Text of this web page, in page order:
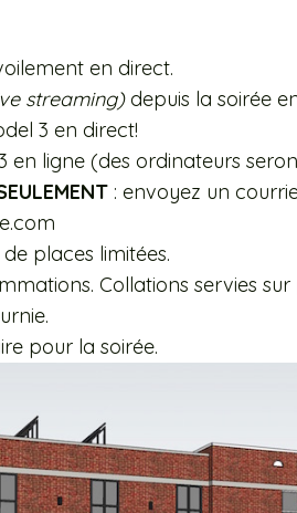
en direct.
streaming)depuis la soirée
3 en direct!
en ligne (des ordinateurs
: envoyez un
places limitées.
Collations servies sur
pour la soirée.